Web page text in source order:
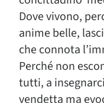
Dove vivono,
anime belle,
che connota
Perché non
tutti, a
vendetta ma